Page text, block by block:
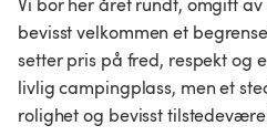
bevisst velkommen et
setter pris på fred, respekt og
livlig campingplass, men et
rolighet og bevisst